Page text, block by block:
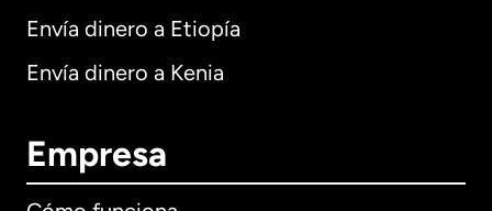
Envía dinero a Etiopía
Envía dinero a Kenia
Empresa